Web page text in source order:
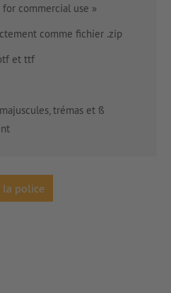
commercial use »
comme fichier .zip
et ttf
trémas et ß
la police